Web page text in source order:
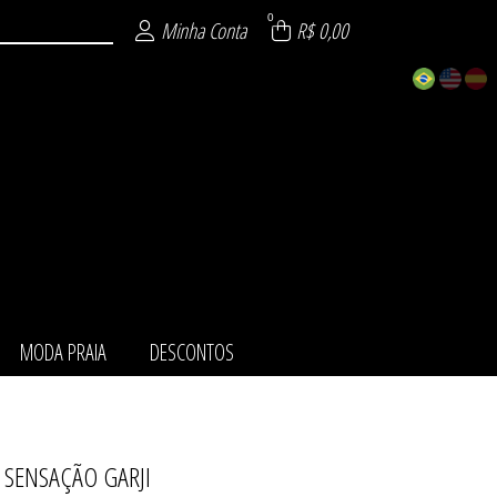
Minha Conta 0 R$ 0,00
MODA PRAIA DESCONTOS
GARJI